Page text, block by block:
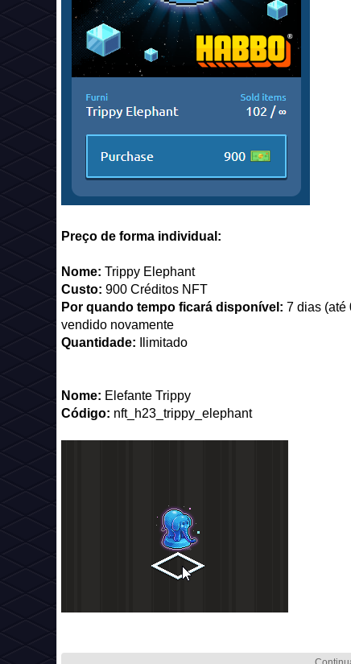
Preço de forma individual:
Nome: Trippy Elephant
Custo: 900 Créditos NFT
Por quando tempo ficará disponível: 7 dias (até
vendido novamente
Quantidade: Ilimitado
nft_h23_trippy_elephant